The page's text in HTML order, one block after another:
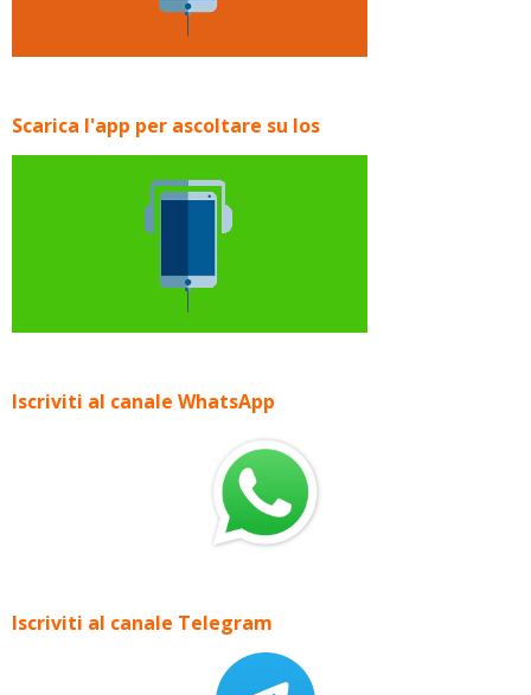
Scarica l'app per ascoltare su Ios
Iscriviti al canale WhatsApp
Iscriviti al canale Telegram